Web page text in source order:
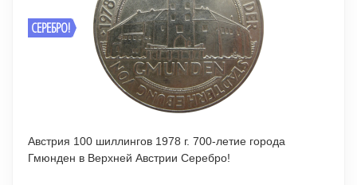
СЕРЕБРО!
Австрия 100 шиллингов 1978 г. 700-летие города
Гмюнден в Верхней Австрии Серебро!